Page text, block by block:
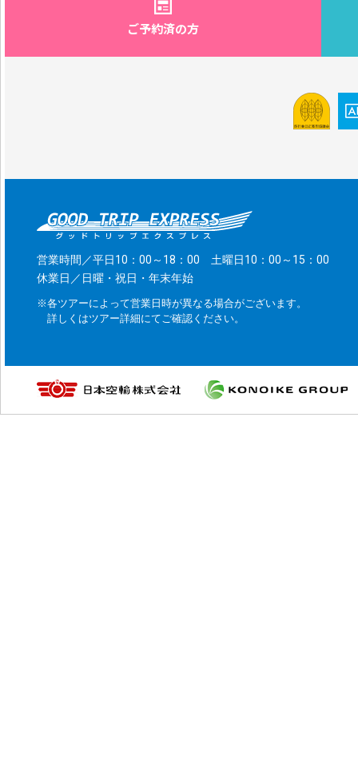
ご予約済の方
営業時間／平日10：00～18：00 土曜日10：00～15：00
休業日／日曜・祝日・年末年始
※各ツアーによって営業日時が異なる場合がございます。
詳しくはツアー詳細にてご確認ください。